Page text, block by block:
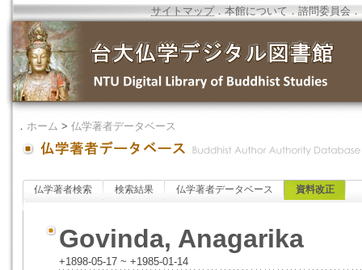
サイトマップ．本館について ．諮問委員会 ．
． ホーム > 仏学著者データベース
仏学著者検索 検索結果 仏学著者データベース 資料改正
Govinda, Anagarika
+1898-05-17 ~ +1985-01-14